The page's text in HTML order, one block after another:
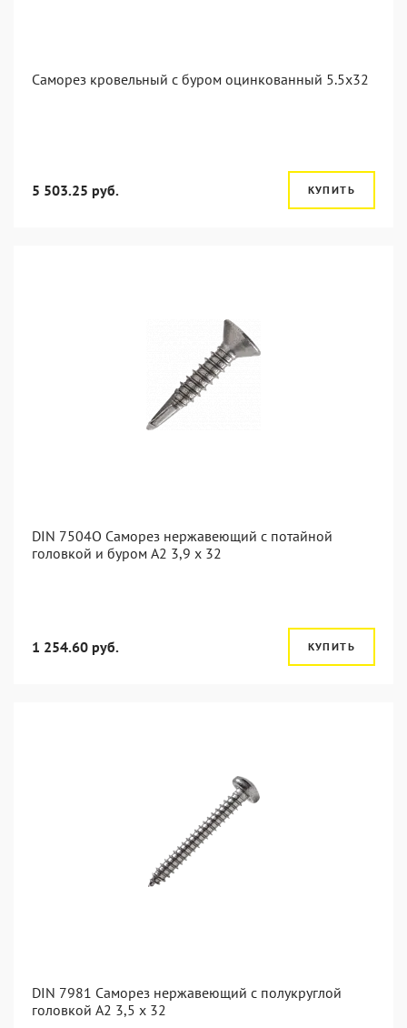
Саморез кровельный с буром оцинкованный 5.5х32
5 503.25 руб. КУПИТЬ
DIN 7504O Саморез нержавеющий с потайной
головкой и буром А2 3,9 x 32
1 254.60 руб. КУПИТЬ
DIN 7981 Саморез нержавеющий с полукруглой
головкой А2 3,5 x 32